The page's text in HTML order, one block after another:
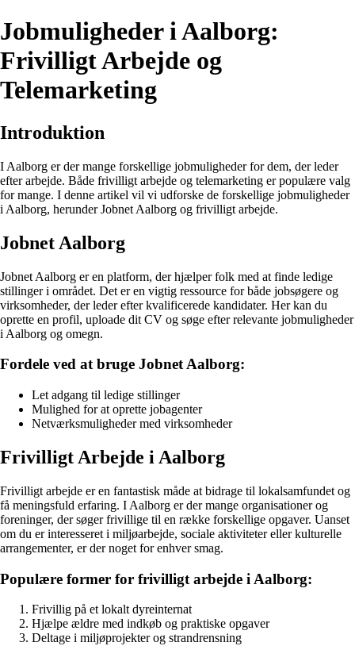
Jobmuligheder i Aalborg:
Frivilligt Arbejde og
Telemarketing
Introduktion
I Aalborg er der mange forskellige jobmuligheder for dem, der leder
efter arbejde. Både frivilligt arbejde og telemarketing er populære valg
for mange. I denne artikel vil vi udforske de forskellige jobmuligheder
i Aalborg, herunder Jobnet Aalborg og frivilligt arbejde.
Jobnet Aalborg
Jobnet Aalborg er en platform, der hjælper folk med at finde ledige
stillinger i området. Det er en vigtig ressource for både jobsøgere og
virksomheder, der leder efter kvalificerede kandidater. Her kan du
oprette en profil, uploade dit CV og søge efter relevante jobmuligheder
i Aalborg og omegn.
Fordele ved at bruge Jobnet Aalborg:
Let adgang til ledige stillinger
Mulighed for at oprette jobagenter
Netværksmuligheder med virksomheder
Frivilligt Arbejde i Aalborg
Frivilligt arbejde er en fantastisk måde at bidrage til lokalsamfundet og
få meningsfuld erfaring. I Aalborg er der mange organisationer og
foreninger, der søger frivillige til en række forskellige opgaver. Uanset
om du er interesseret i miljøarbejde, sociale aktiviteter eller kulturelle
arrangementer, er der noget for enhver smag.
Populære former for frivilligt arbejde i Aalborg:
Frivillig på et lokalt dyreinternat
Hjælpe ældre med indkøb og praktiske opgaver
Deltage i miljøprojekter og strandrensning